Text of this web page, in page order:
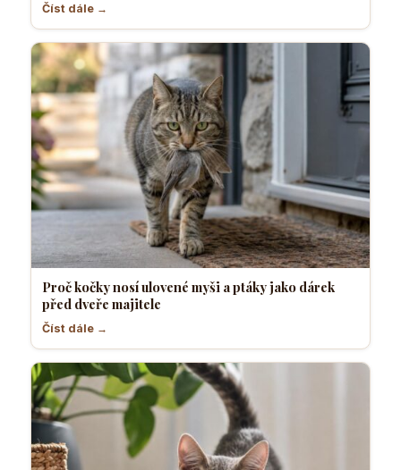
Číst dále →
Proč kočky nosí ulovené myši a ptáky jako dárek
před dveře majitele
Číst dále →